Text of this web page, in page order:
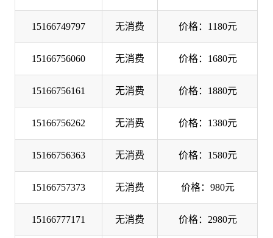
15166749797 无消费 价格：1180元
15166756060 无消费 价格：1680元
15166756161 无消费 价格：1880元
15166756262 无消费 价格：1380元
15166756363 无消费 价格：1580元
15166757373 无消费 价格：980元
15166777171 无消费 价格：2980元